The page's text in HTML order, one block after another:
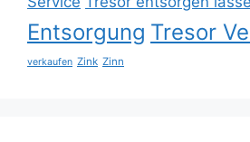
Entsorgung Tresor
verkaufen Zink Zinn